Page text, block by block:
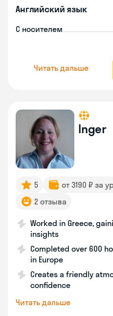
Английский язык
С носителем
Читать дальше
Inger
5 от 3190 ₽ за
2 отзыва
Worked in Greece,
insights
Completed over 600
in Europe
Creates a friendly
confidence
Читать дальше